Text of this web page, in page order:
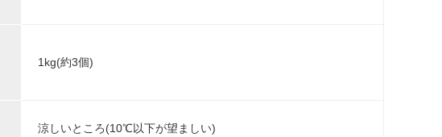
1kg(約3個)
涼しいところ(10℃以下が望ましい)